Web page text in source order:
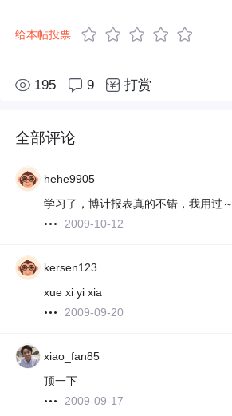
给本帖投票
195 9 打赏
全部评论
hehe9905
学习了，博计报表真的不错，我用过～
2009-10-12
kersen123
xue xi yi xia
2009-09-20
xiao_fan85
顶一下
2009-09-17